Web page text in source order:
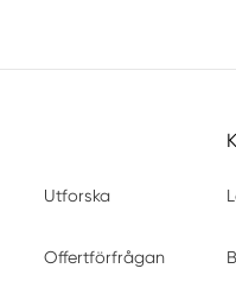
Utforska
Offertförfrågan